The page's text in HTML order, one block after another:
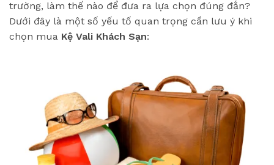
trường, làm thế nào để đưa ra lựa chọn đúng đắn?
Dưới đây là một số yếu tố quan trọng cần lưu ý khi
chọn mua Kệ Vali Khách Sạn: